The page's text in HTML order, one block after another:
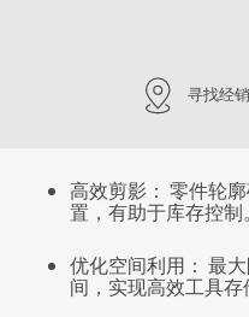
寻找经
高效剪影： 零件轮廓
置，有助于库存控制。
优化空间利用： 最
间，实现高效工具存